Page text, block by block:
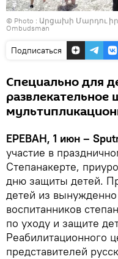
© Photo : Արցախի Մարդու
Ombudsman
Подписаться
Специально для
развлекательное
ЕРЕВАН, 1 июн –
участие в
Степанакерте,
дню защиты детей.
детей из
воспитанников
по уходу и защите
Реабилитационного
представителей